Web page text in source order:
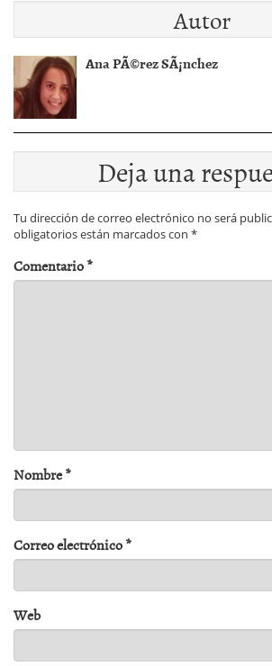
Autor
Ana PÃ©rez SÃ¡nchez
Deja una
Tu dirección de correo electrónico no será
obligatorios están marcados con *
Comentario*
Nombre*
Correo electrónico*
Web